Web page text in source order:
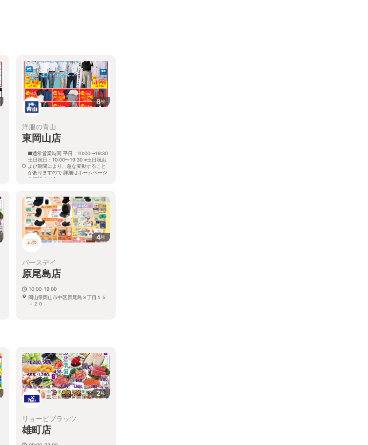
8枚
洋服の青山
東岡山店
■通常営業時間 平日：10:00〜19:30
土日祝日：10:00〜19:30 ※土日祝お
よび期間により、急な変動すること
がありますので 詳細はホームページ
を確認ください
4枚
バースデイ
原尾島店
10:00-19:00
岡山県岡山市中区原尾島３丁目１５
－２０
2枚
リョービプラッツ
雄町店